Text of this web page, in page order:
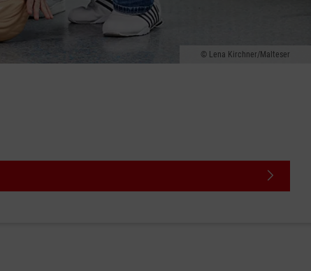
Lena Kirchner/Malteser